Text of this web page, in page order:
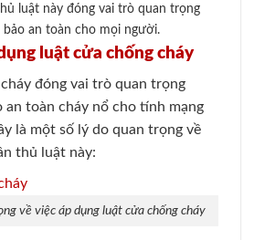
luật này đóng vai trò quan trọng
bảo an toàn cho mọi người.
luật cửa chống cháy
đóng vai trò quan trọng
an toàn cháy nổ cho tính mạng
là một số lý do quan trọng về
thủ luật này:
về việc áp dụng luật cửa chống cháy